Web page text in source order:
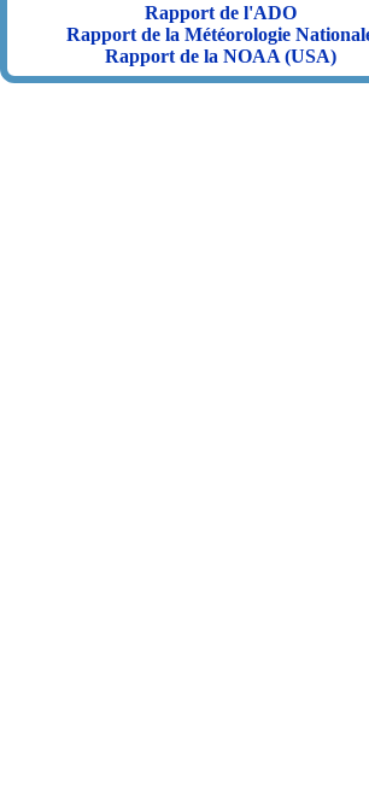
Rapport de l'ADO
Rapport de la Météorologie
Rapport de la NOAA (USA)